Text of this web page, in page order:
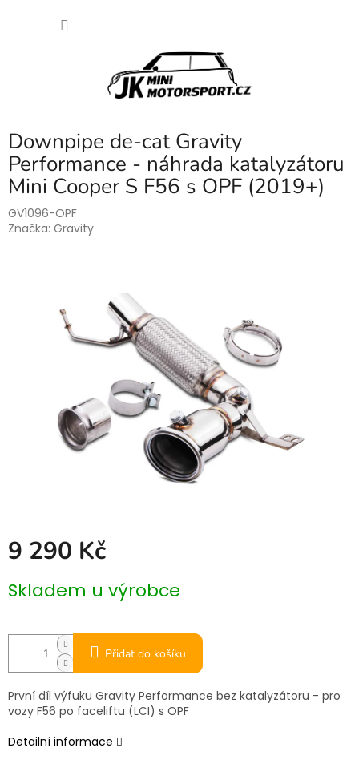
Downpipe de-cat Gravity
Performance - náhrada katalyzátoru
Mini Cooper S F56 s OPF (2019+)
GV1096-OPF
Značka: Gravity
9 290 Kč
cena:
Skladem u výrobce
Přidat do košíku
První díl výfuku Gravity Performance bez katalyzátoru - pro
vozy F56 po faceliftu (LCI) s OPF
Detailní informace